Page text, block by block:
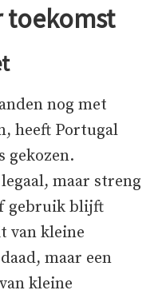
toekomst
nog met
heeft Portugal
gekozen.
maar streng
gebruik blijft
van kleine
maar een
kleine